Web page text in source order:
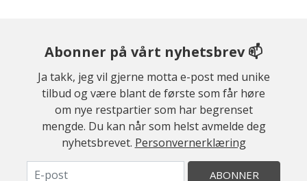
Abonner på vårt nyhetsbrev 📫
Ja takk, jeg vil gjerne motta e-post med unike
tilbud og være blant de første som får høre
om nye restpartier som har begrenset
mengde. Du kan når som helst avmelde deg
nyhetsbrevet. Personvernerklæring
ABONNER